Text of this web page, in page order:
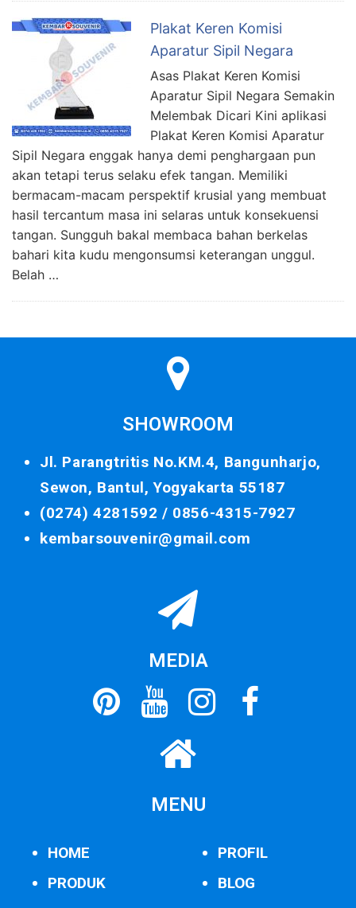
Plakat Keren Komisi
Aparatur Sipil Negara
Asas Plakat Keren Komisi
Aparatur Sipil Negara Semakin
Melembak Dicari Kini aplikasi
Plakat Keren Komisi Aparatur
Sipil Negara enggak hanya demi penghargaan pun
akan tetapi terus selaku efek tangan. Memiliki
bermacam-macam perspektif krusial yang membuat
hasil tercantum masa ini selaras untuk konsekuensi
tangan. Sungguh bakal membaca bahan berkelas
bahari kita kudu mengonsumsi keterangan unggul.
Belah …
SHOWROOM
Jl. Parangtritis No.KM.4, Bangunharjo,
Sewon, Bantul, Yogyakarta 55187
(0274) 4281592 / 0856-4315-7927
kembarsouvenir@gmail.com
MEDIA
MENU
HOME
PRODUK
PROFIL
BLOG